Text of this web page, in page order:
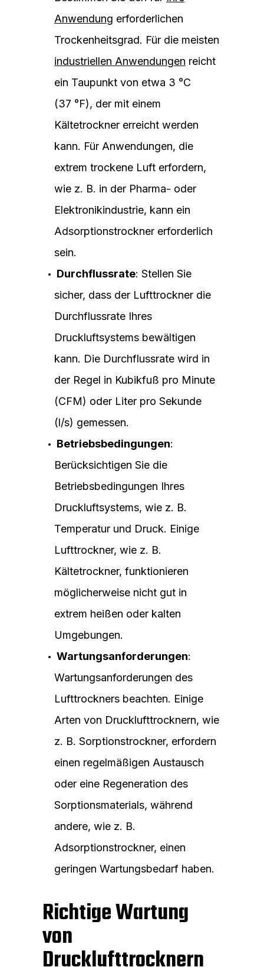
Anwendung erforderlichen
Trockenheitsgrad. Für die meisten
industriellen Anwendungen reicht
ein Taupunkt von etwa 3 °C
(37 °F), der mit einem
Kältetrockner erreicht werden
kann. Für Anwendungen, die
extrem trockene Luft erfordern,
wie z. B. in der Pharma- oder
Elektronikindustrie, kann ein
Adsorptionstrockner erforderlich
sein.
Durchflussrate: Stellen Sie
sicher, dass der Lufttrockner die
Durchflussrate Ihres
Druckluftsystems bewältigen
kann. Die Durchflussrate wird in
der Regel in Kubikfuß pro Minute
(CFM) oder Liter pro Sekunde
(l/s) gemessen.
Betriebsbedingungen:
Berücksichtigen Sie die
Betriebsbedingungen Ihres
Druckluftsystems, wie z. B.
Temperatur und Druck. Einige
Lufttrockner, wie z. B.
Kältetrockner, funktionieren
möglicherweise nicht gut in
extrem heißen oder kalten
Umgebungen.
Wartungsanforderungen:
Wartungsanforderungen des
Lufttrockners beachten. Einige
Arten von Drucklufttrocknern, wie
z. B. Sorptionstrockner, erfordern
einen regelmäßigen Austausch
oder eine Regeneration des
Sorptionsmaterials, während
andere, wie z. B.
Adsorptionstrockner, einen
geringen Wartungsbedarf haben.
Richtige Wartung
von